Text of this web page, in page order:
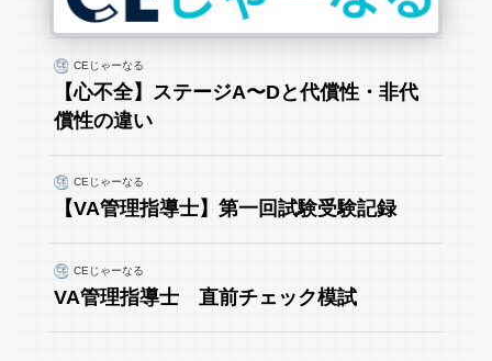
CEじゃーなる
【心不全】ステージA〜Dと代償性・非代
償性の違い
CEじゃーなる
【VA管理指導士】第一回試験受験記録
CEじゃーなる
VA管理指導士 直前チェック模試